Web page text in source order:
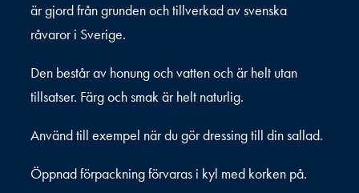
är gjord från grunden och tillverkad av svenska
råvaror i Sverige.
Den består av honung och vatten och är helt utan
tillsatser. Färg och smak är helt naturlig.
Använd till exempel när du gör dressing till din sallad.
Öppnad förpackning förvaras i kyl med korken på.